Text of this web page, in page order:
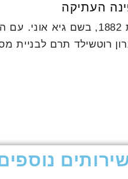
העתיקה
המושבה נוסדה בשנת 1882, בשם גיא
רוטשילד תרם לבניית